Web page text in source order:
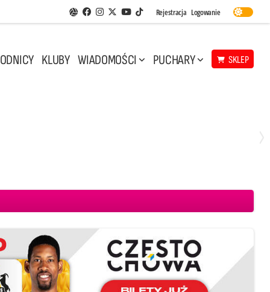
Aplikacja Siatkarskie Ligi
Facebook
Instagram
Twitter
Youtube
TikTok
Rejestracja Logowanie
KLUBY WIADOMOŚCI PUCHARY SKLEP